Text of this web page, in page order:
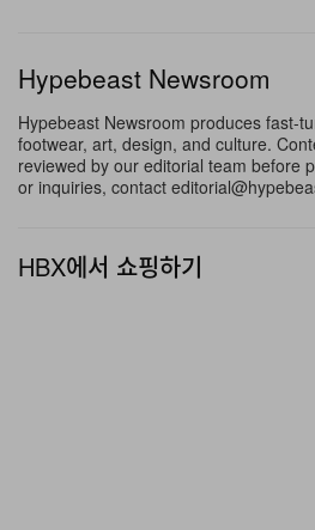
판매해 왔다는 것이다. 국가 차원
권에 들어오면서 DJI의 시장 지배
황이다. 한편 Insta360은 차세대
후 출시될Osmo Pocket 4등과의
Hypebeast Newsroom
Hypebeast Newsroom produces fast-
footwear, art, design, and culture.
reviewed by our editorial team before
or inquiries, contact
HBX에서 쇼핑하기